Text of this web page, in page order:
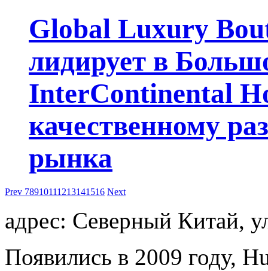
Global Luxury
лидирует в
InterContinental
качественному
рынка
Prev 78910111213141516 Next
адрес: Северный Китай,
Появились в 2009 году,